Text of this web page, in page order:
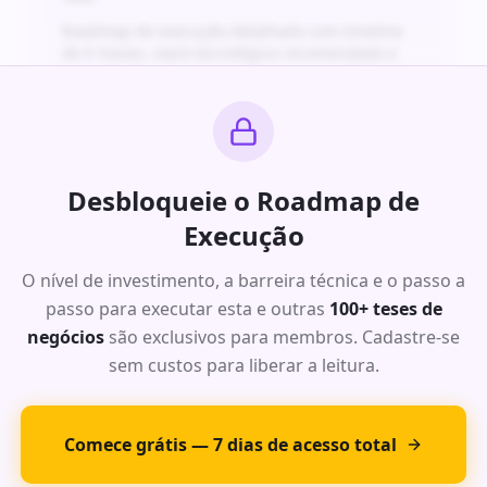
de Alto Impacto
de TAM, SAM e SOM para este segmento. Modelo
de receita recorrente com margens acima de
70%.
Roadmap de execução detalhado com timeline
projeção financeira para os primeiros 24 meses.
Desbloqueie o Roadmap de
Execução
O nível de investimento, a barreira técnica e o passo a
passo para executar esta e outras 100+ teses de
negócios são exclusivos para membros. Cadastre-se
sem custos para liberar a leitura.
Comece grátis — 7 dias de acesso total